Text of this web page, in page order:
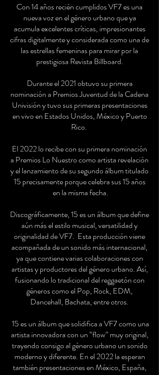
Con 14 años recién cumplidos VF7 es una
nueva voz en el género urbano que ya
acumula excelentes críticas, impresionantes
cifras digitalmente y considerada como una de
las estrellas femeninas para mirar por la
prestigiosa Revista Billboard.
Durante el 2021 obtuvo su primera
nominación a Premios Juventud de la Cadena
Univisión y tuvo sus primeras presentaciones
en vivo en Estados Unidos, México y Puerto
Rico.
El 2022 lo recibe con su primera nominación
a Premios Lo Nuestro como artista revelación
y el lanzamiento de su segundo álbum titulado
15 precisamente porque celebra sus 15 años
en la misma fecha.
Discográficamente, 15 es un álbum que define
aún más el estilo musical, versatilidad y
originalidad de VF7. Esta producción viene
acompañada de un sonido más internacional,
ya que contiene varias colaboraciones con
artistas y productores del género urbano. Así,
fusionando lo tradicional del reggaetón con
géneros como el Pop, Rock, EDM,
Dancehall, Bachata, entre otros.
15 es un álbum que solidifica a VF7 como una
artista innovadora con un “flow” muy original,
trayendo consigo al género urbano un sonido
moderno y diferente. En el 2022 la esperan
también presentaciones en México, España,